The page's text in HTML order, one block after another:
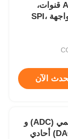
4 قنوات ADC DAC، 8 قنوات،
محولات AD 12 بت، واجهة SPI،
الآن
محول تناظري إلى رقمي (ADC) و
رقمي إلى تناظري (DAC) أحادي